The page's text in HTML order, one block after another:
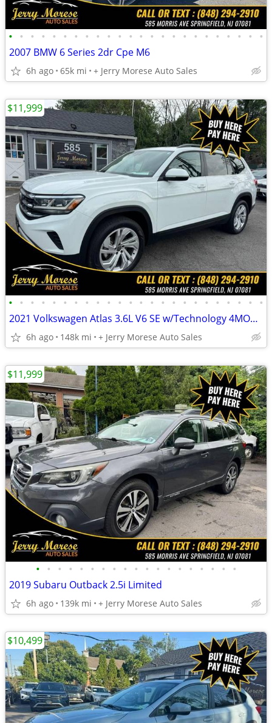
• • • • • • • • • • • • • • • • • • • • • • • •
2007 BMW 6 Series 2dr Cpe M6
6h ago 65k mi + Jerry Morese Auto Sales
• • • • • • • • • • • • • • • • • • • • • • • •
2021 Volkswagen Atlas 3.6L V6 SE w/Technology 4MOTION *Ltd Avail*
6h ago 148k mi + Jerry Morese Auto Sales
$11,999
• • • • • • • • • • • • • • • • • • •
2019 Subaru Outback 2.5i Limited
6h ago 139k mi + Jerry Morese Auto Sales
$11,999
$10,499